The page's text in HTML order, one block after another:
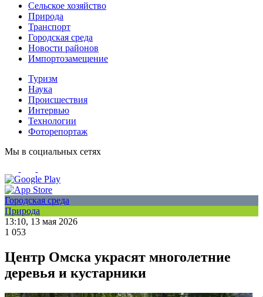
Сельское хозяйство
Природа
Транспорт
Городская среда
Новости районов
Импортозамещение
Туризм
Наука
Происшествия
Интервью
Технологии
Фоторепортаж
Мы в социальных сетях
Городская среда
Природа
13:10, 13 мая 2026
1 053
Центр Омска украсят многолетние
деревья и кустарники